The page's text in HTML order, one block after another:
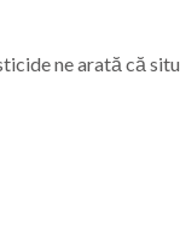
ne arată că